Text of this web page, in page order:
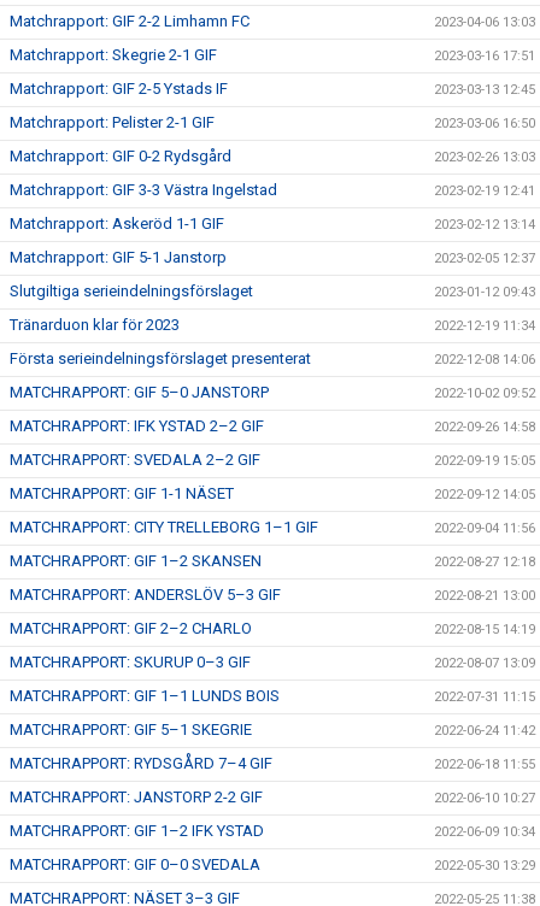
Matchrapport: GIF 2-2 Limhamn FC 2023-04-06 13:03
Matchrapport: Skegrie 2-1 GIF 2023-03-16 17:51
Matchrapport: GIF 2-5 Ystads IF 2023-03-13 12:45
Matchrapport: Pelister 2-1 GIF 2023-03-06 16:50
Matchrapport: GIF 0-2 Rydsgård 2023-02-26 13:03
Matchrapport: GIF 3-3 Västra Ingelstad 2023-02-19 12:41
Matchrapport: Askeröd 1-1 GIF 2023-02-12 13:14
Matchrapport: GIF 5-1 Janstorp 2023-02-05 12:37
Slutgiltiga serieindelningsförslaget 2023-01-12 09:43
Tränarduon klar för 2023 2022-12-19 11:34
Första serieindelningsförslaget presenterat 2022-12-08 14:06
MATCHRAPPORT: GIF 5–0 JANSTORP 2022-10-02 09:52
MATCHRAPPORT: IFK YSTAD 2–2 GIF 2022-09-26 14:58
MATCHRAPPORT: SVEDALA 2–2 GIF 2022-09-19 15:05
MATCHRAPPORT: GIF 1-1 NÄSET 2022-09-12 14:05
MATCHRAPPORT: CITY TRELLEBORG 1–1 GIF 2022-09-04 11:56
MATCHRAPPORT: GIF 1–2 SKANSEN 2022-08-27 12:18
MATCHRAPPORT: ANDERSLÖV 5–3 GIF 2022-08-21 13:00
MATCHRAPPORT: GIF 2–2 CHARLO 2022-08-15 14:19
MATCHRAPPORT: SKURUP 0–3 GIF 2022-08-07 13:09
MATCHRAPPORT: GIF 1–1 LUNDS BOIS 2022-07-31 11:15
MATCHRAPPORT: GIF 5–1 SKEGRIE 2022-06-24 11:42
MATCHRAPPORT: RYDSGÅRD 7–4 GIF 2022-06-18 11:55
MATCHRAPPORT: JANSTORP 2-2 GIF 2022-06-10 10:27
MATCHRAPPORT: GIF 1–2 IFK YSTAD 2022-06-09 10:34
MATCHRAPPORT: GIF 0–0 SVEDALA 2022-05-30 13:29
MATCHRAPPORT: NÄSET 3–3 GIF 2022-05-25 11:38